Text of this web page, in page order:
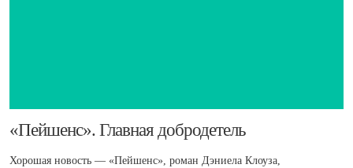
​«Пейшенс». Главная добродетель
Хорошая новость — «Пейшенс», роман Дэниела Клоуза,